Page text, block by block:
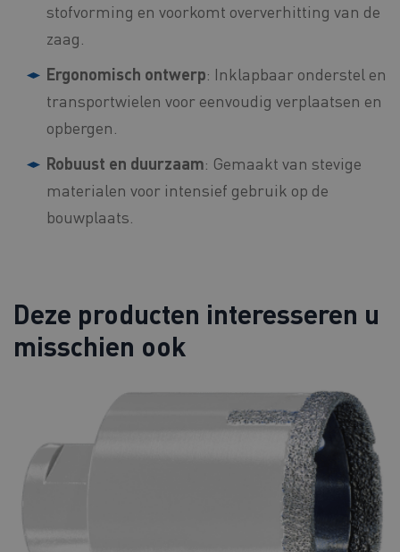
stofvorming en voorkomt oververhitting van de
zaag.
Ergonomisch ontwerp: Inklapbaar onderstel en
transportwielen voor eenvoudig verplaatsen en
opbergen.
Robuust en duurzaam: Gemaakt van stevige
materialen voor intensief gebruik op de
bouwplaats.
Deze producten interesseren u
misschien ook